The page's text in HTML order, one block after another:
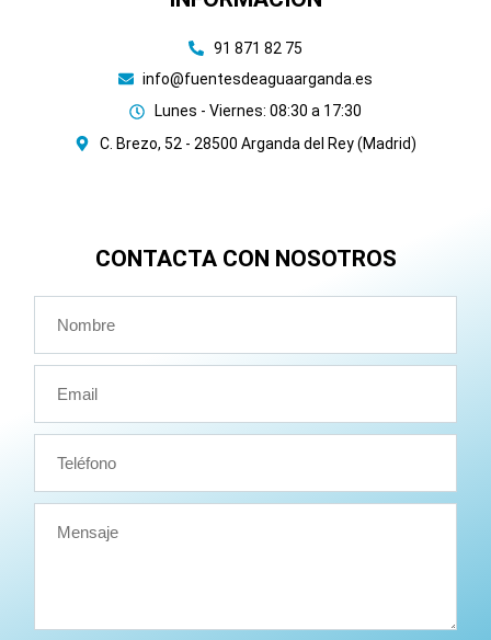
91 871 82 75
info@fuentesdeaguaarganda.es
Lunes - Viernes: 08:30 a 17:30
C. Brezo, 52 - 28500 Arganda del Rey (Madrid)
CONTACTA CON NOSOTROS